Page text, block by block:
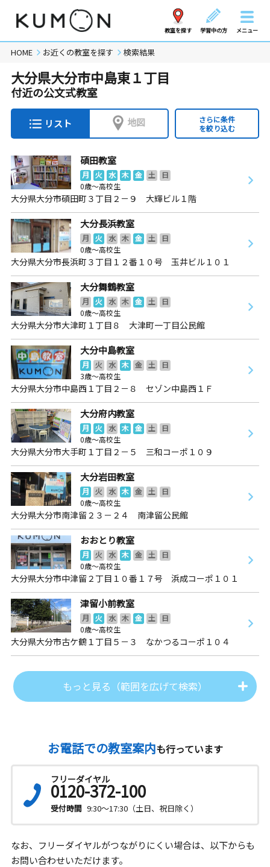
教室を探す 学習中の方 メニュー
HOME お近くの教室を探す 検索結果
大分県大分市中島東１丁目
付近の公文式教室
リスト 地図
さらに条件
を絞り込む
碩田教室
月 火 水 木 金 土
日
0歳～高校生
大分県大分市碩田町３丁目２－９ 大輝ビル１階
大分長浜教室
月 火 水 木 金 土
日
0歳～高校生
大分県大分市長浜町３丁目１２番１０号 玉井ビル１０１
大分舞鶴教室
月 火 水 木 金 土
日
0歳～高校生
大分県大分市大津町１丁目８ 大津町一丁目公民館
大分中島教室
月 火 水 木 金 土
日
3歳～高校生
大分県大分市中島西１丁目２－８ セゾン中島西１Ｆ
大分府内教室
月 火 水 木 金 土
日
0歳～高校生
大分県大分市大手町１丁目２－５ 三和コーポ１０９
大分岩田教室
月 火 水 木 金 土
日
0歳～高校生
大分県大分市南津留２３－２４ 南津留公民館
おおとり教室
月 火 水 木 金 土
日
0歳～高校生
大分県大分市中津留２丁目１０番１７号 浜成コーポ１０１
津留小前教室
月 火 水 木 金 土
日
0歳～高校生
大分県大分市古ケ鶴１丁目５－３ なかつるコーポ１０４
もっと見る（範囲を広げて検索）
お電話での教室案内も行っています
フリーダイヤル
0120-372-100
受付時間 9:30～17:30（土日、祝日除く）
なお、フリーダイヤルがつながりにくい場合は、以下からも
お問い合わせいただけます。